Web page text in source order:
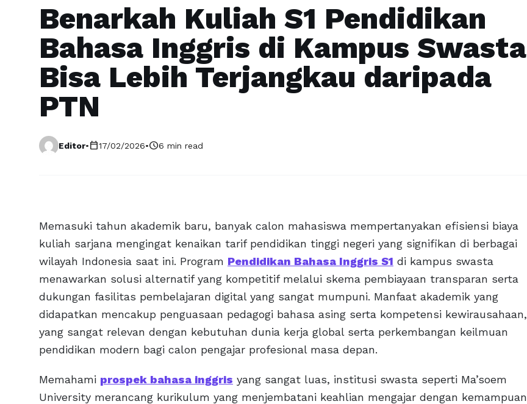
Benarkah Kuliah S1 Pendidikan
Bahasa Inggris di Kampus Swasta
Bisa Lebih Terjangkau daripada
PTN
Editor•calendar_today17/02/2026•schedule6 min read
Memasuki tahun akademik baru, banyak calon mahasiswa mempertanyakan efisiensi biaya
kuliah sarjana mengingat kenaikan tarif pendidikan tinggi negeri yang signifikan di berbagai
wilayah Indonesia saat ini. Program Pendidikan Bahasa Inggris S1 di kampus swasta
menawarkan solusi alternatif yang kompetitif melalui skema pembiayaan transparan serta
dukungan fasilitas pembelajaran digital yang sangat mumpuni. Manfaat akademik yang
didapatkan mencakup penguasaan pedagogi bahasa asing serta kompetensi kewirausahaan,
yang sangat relevan dengan kebutuhan dunia kerja global serta perkembangan keilmuan
pendidikan modern bagi calon pengajar profesional masa depan.
Memahami prospek bahasa inggris yang sangat luas, institusi swasta seperti Ma’soem
University merancang kurikulum yang menjembatani keahlian mengajar dengan kemampuan